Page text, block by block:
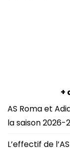
+
AS Roma et
la saison 2026-
L’effectif de